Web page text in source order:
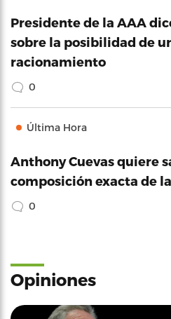
Presidente de la AAA
sobre la posibilidad de
racionamiento
0
Última Hora
Anthony Cuevas quiere
composición exacta de
0
Opiniones